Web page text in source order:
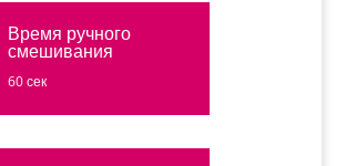
Время ручного
смешивания
60 сек